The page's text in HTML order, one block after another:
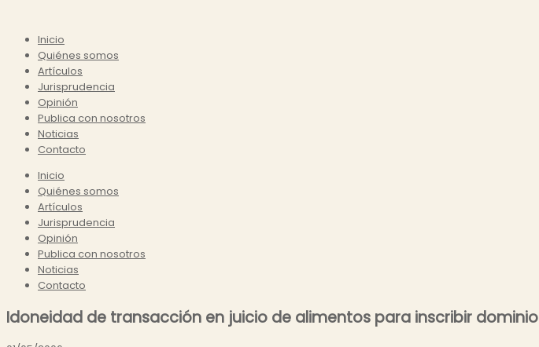
Inicio
Quiénes somos
Artículos
Jurisprudencia
Opinión
Publica con nosotros
Noticias
Contacto
Inicio
Quiénes somos
Artículos
Jurisprudencia
Opinión
Publica con nosotros
Noticias
Contacto
Idoneidad de transacción en juicio de alimentos para inscribir dominio